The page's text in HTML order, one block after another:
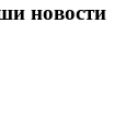
новости